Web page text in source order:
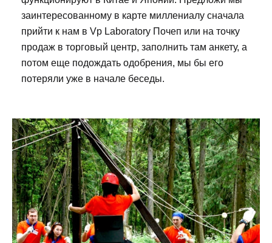
заинтересованному в карте миллениалу сначала
прийти к нам в Vp Laboratory Почеп или на точку
продаж в торговый центр, заполнить там анкету, а
потом еще подождать одобрения, мы бы его
потеряли уже в начале беседы.